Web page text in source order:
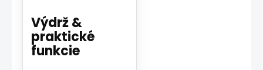
Výdrž &
praktické
funkcie